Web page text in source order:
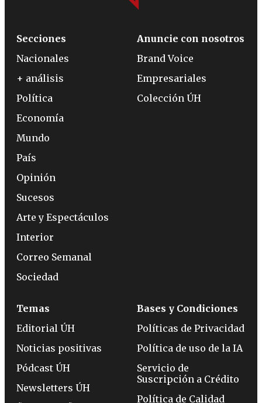
Secciones
Nacionales
+ análisis
Política
Economía
Mundo
País
Opinión
Sucesos
Arte y Espectáculos
Interior
Correo Semanal
Sociedad
Anuncie con nosotros
Brand Voice
Empresariales
Colección ÚH
Temas
Editorial ÚH
Noticias positivas
Pódcast ÚH
Newsletters ÚH
Bases y Condiciones
Políticas de Privacidad
Política de uso de la IA
Servicio de
Suscripción a Crédito
Política de Calidad